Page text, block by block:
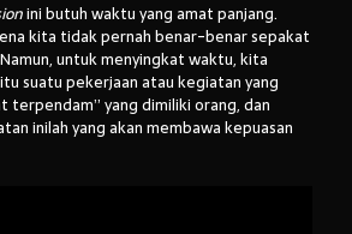
ini butuh waktu yang amat panjang.
kita tidak pernah benar-benar sepakat
untuk menyingkat waktu, kita
itu suatu pekerjaan atau kegiatan yang
terpendam” yang dimiliki orang, dan
inilah yang akan membawa kepuasan